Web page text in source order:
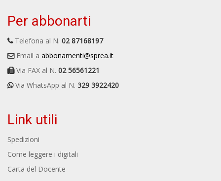
Per abbonarti
Telefona al N. 02 87168197
Email a abbonamenti@sprea.it
Via FAX al N. 02 56561221
Via WhatsApp al N. 329 3922420
Link utili
Spedizioni
Come leggere i digitali
Carta del Docente